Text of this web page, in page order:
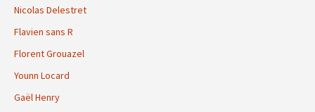
Nicolas Delestret
Flavien sans R
Florent Grouazel
Younn Locard
Gaël Henry